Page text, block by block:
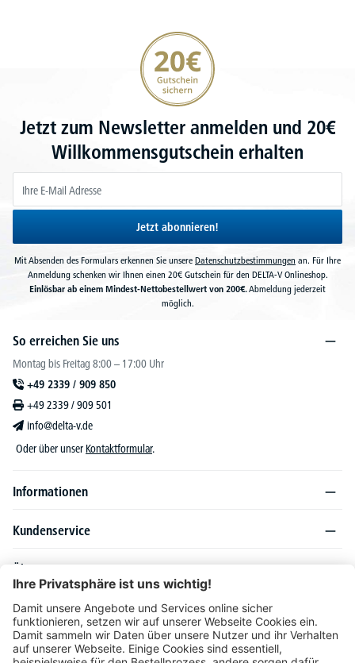
20€ Gutschein sichern
Jetzt zum Newsletter anmelden und 20€
Willkommensgutschein erhalten
Jetzt abonnieren!
Mit Absenden des Formulars erkennen Sie unsere Datenschutzbestimmungen an. Für Ihre
Anmeldung schenken wir Ihnen einen 20€ Gutschein für den DELTA-V Onlineshop.
Einlösbar ab einem Mindest-Nettobestellwert von 200€.Abmeldung jederzeit
möglich.
So erreichen Sie uns
Montag bis Freitag 8:00 – 17:00 Uhr
+49 2339 / 909 850
+49 2339 / 909 501
info@delta-v.de
Oder über unser Kontaktformular.
Informationen
Kundenservice
Über DELTA-V
Produktsortiment
Ratgeber